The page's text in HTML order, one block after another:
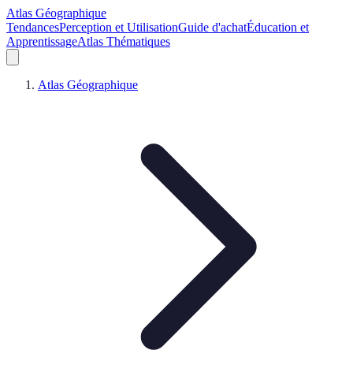
Atlas Géographique
TendancesPerception et UtilisationGuide d'achatÉducation et
ApprentissageAtlas Thématiques
Atlas Géographique